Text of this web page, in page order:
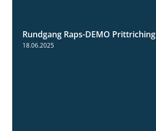
Rundgang Raps-DEMO Prittriching
18.06.2025